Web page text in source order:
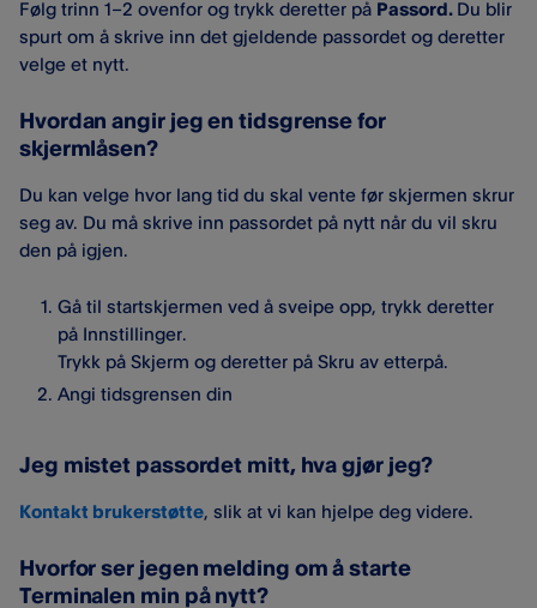
Følg trinn 1–2 ovenfor og trykk deretter på Passord. Du blir
spurt om å skrive inn det gjeldende passordet og deretter
velge et nytt.
Hvordan angir jeg en tidsgrense for
skjermlåsen?
Du kan velge hvor lang tid du skal vente før skjermen skrur
seg av. Du må skrive inn passordet på nytt når du vil skru
den på igjen.
Gå til startskjermen ved å sveipe opp, trykk deretter
på Innstillinger.
Trykk på Skjerm og deretter på Skru av etterpå.
Angi tidsgrensen din
Jeg mistet passordet mitt, hva gjør jeg?
Kontakt brukerstøtte, slik at vi kan hjelpe deg videre.
Hvorfor ser jegen melding om å starte
Terminalen min på nytt?